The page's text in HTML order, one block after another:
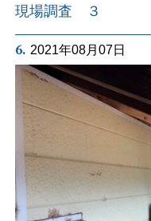
現場調査 ３
6. 2021年08月07日